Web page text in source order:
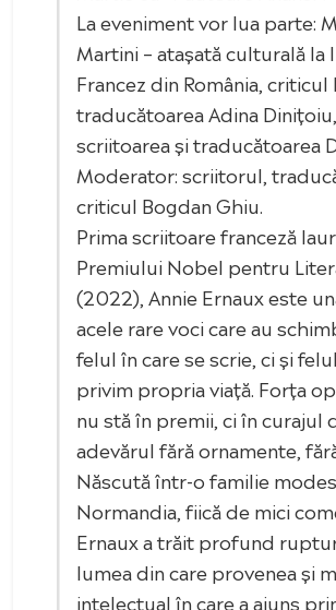
La eveniment vor lua parte:
Martini – atașată culturală
Francez din România,
traducătoarea Adina
scriitoarea și traducătoarea
Moderator: scriitorul,
criticul Bogdan Ghiu.
Prima scriitoare franceză
Premiului Nobel pentru
(2022), Annie Ernaux este
acele rare voci care au
felul în care se scrie, ci și
privim propria viață. Forța
nu stă în premii, ci în curajul
adevărul fără ornamente,
Născută într-o familie
Normandia, fiică de mici
Ernaux a trăit profund
lumea din care provenea și
intelectual în care a ajuns